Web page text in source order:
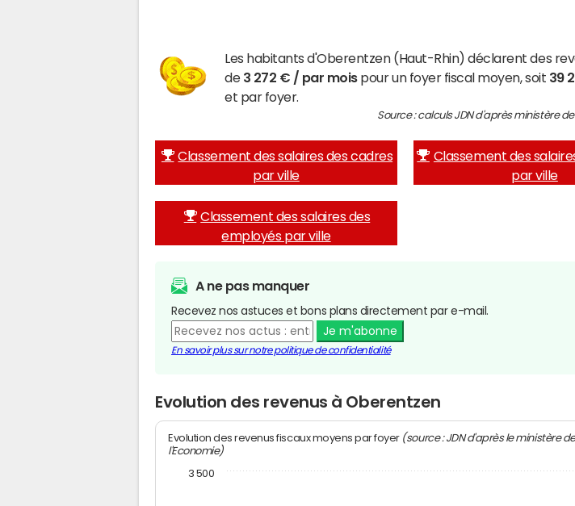
Les habitants d'Oberentzen (Haut-Rhin) déclarent des
de 3 272 € / par moispour un foyer fiscal moyen, soit 39
et par foyer.
Source : calculs JDN d'après ministère
Classement des salaires des cadres
par ville
Classement des
par ville
Classement des salaires des
employés par ville
A ne pas manquer
Recevez nos astuces et bons plans directement par e-mail.
Je m'abonne
En savoir plus sur notre politique de confidentialité
Evolution des revenus à Oberentzen
Evolution des revenus fiscaux moyens par foyer (source : JDN d'après le ministère
l'Economie)
3 500